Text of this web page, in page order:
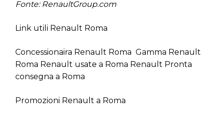
Fonte: RenaultGroup.com
Link utili Renault Roma
Concessionaira Renault Roma Gamma Renault
Roma Renault usate a Roma Renault Pronta
consegna a Roma
Promozioni Renault a Roma